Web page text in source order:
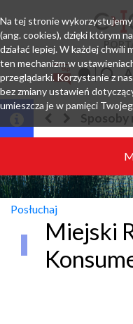
Sposoby
Posłuchaj
Miejski
Na tej stronie
(ang. cookies), dzięki którym
działać lepiej. W każdej chwili
ten mechanizm w
przeglądarki. Korzystanie z
bez zmiany ustawień
umieszcza je w pamięci